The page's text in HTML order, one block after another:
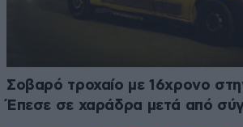
Σοβαρό τροχαίο με 16χρονο
Έπεσε σε χαράδρα μετά από